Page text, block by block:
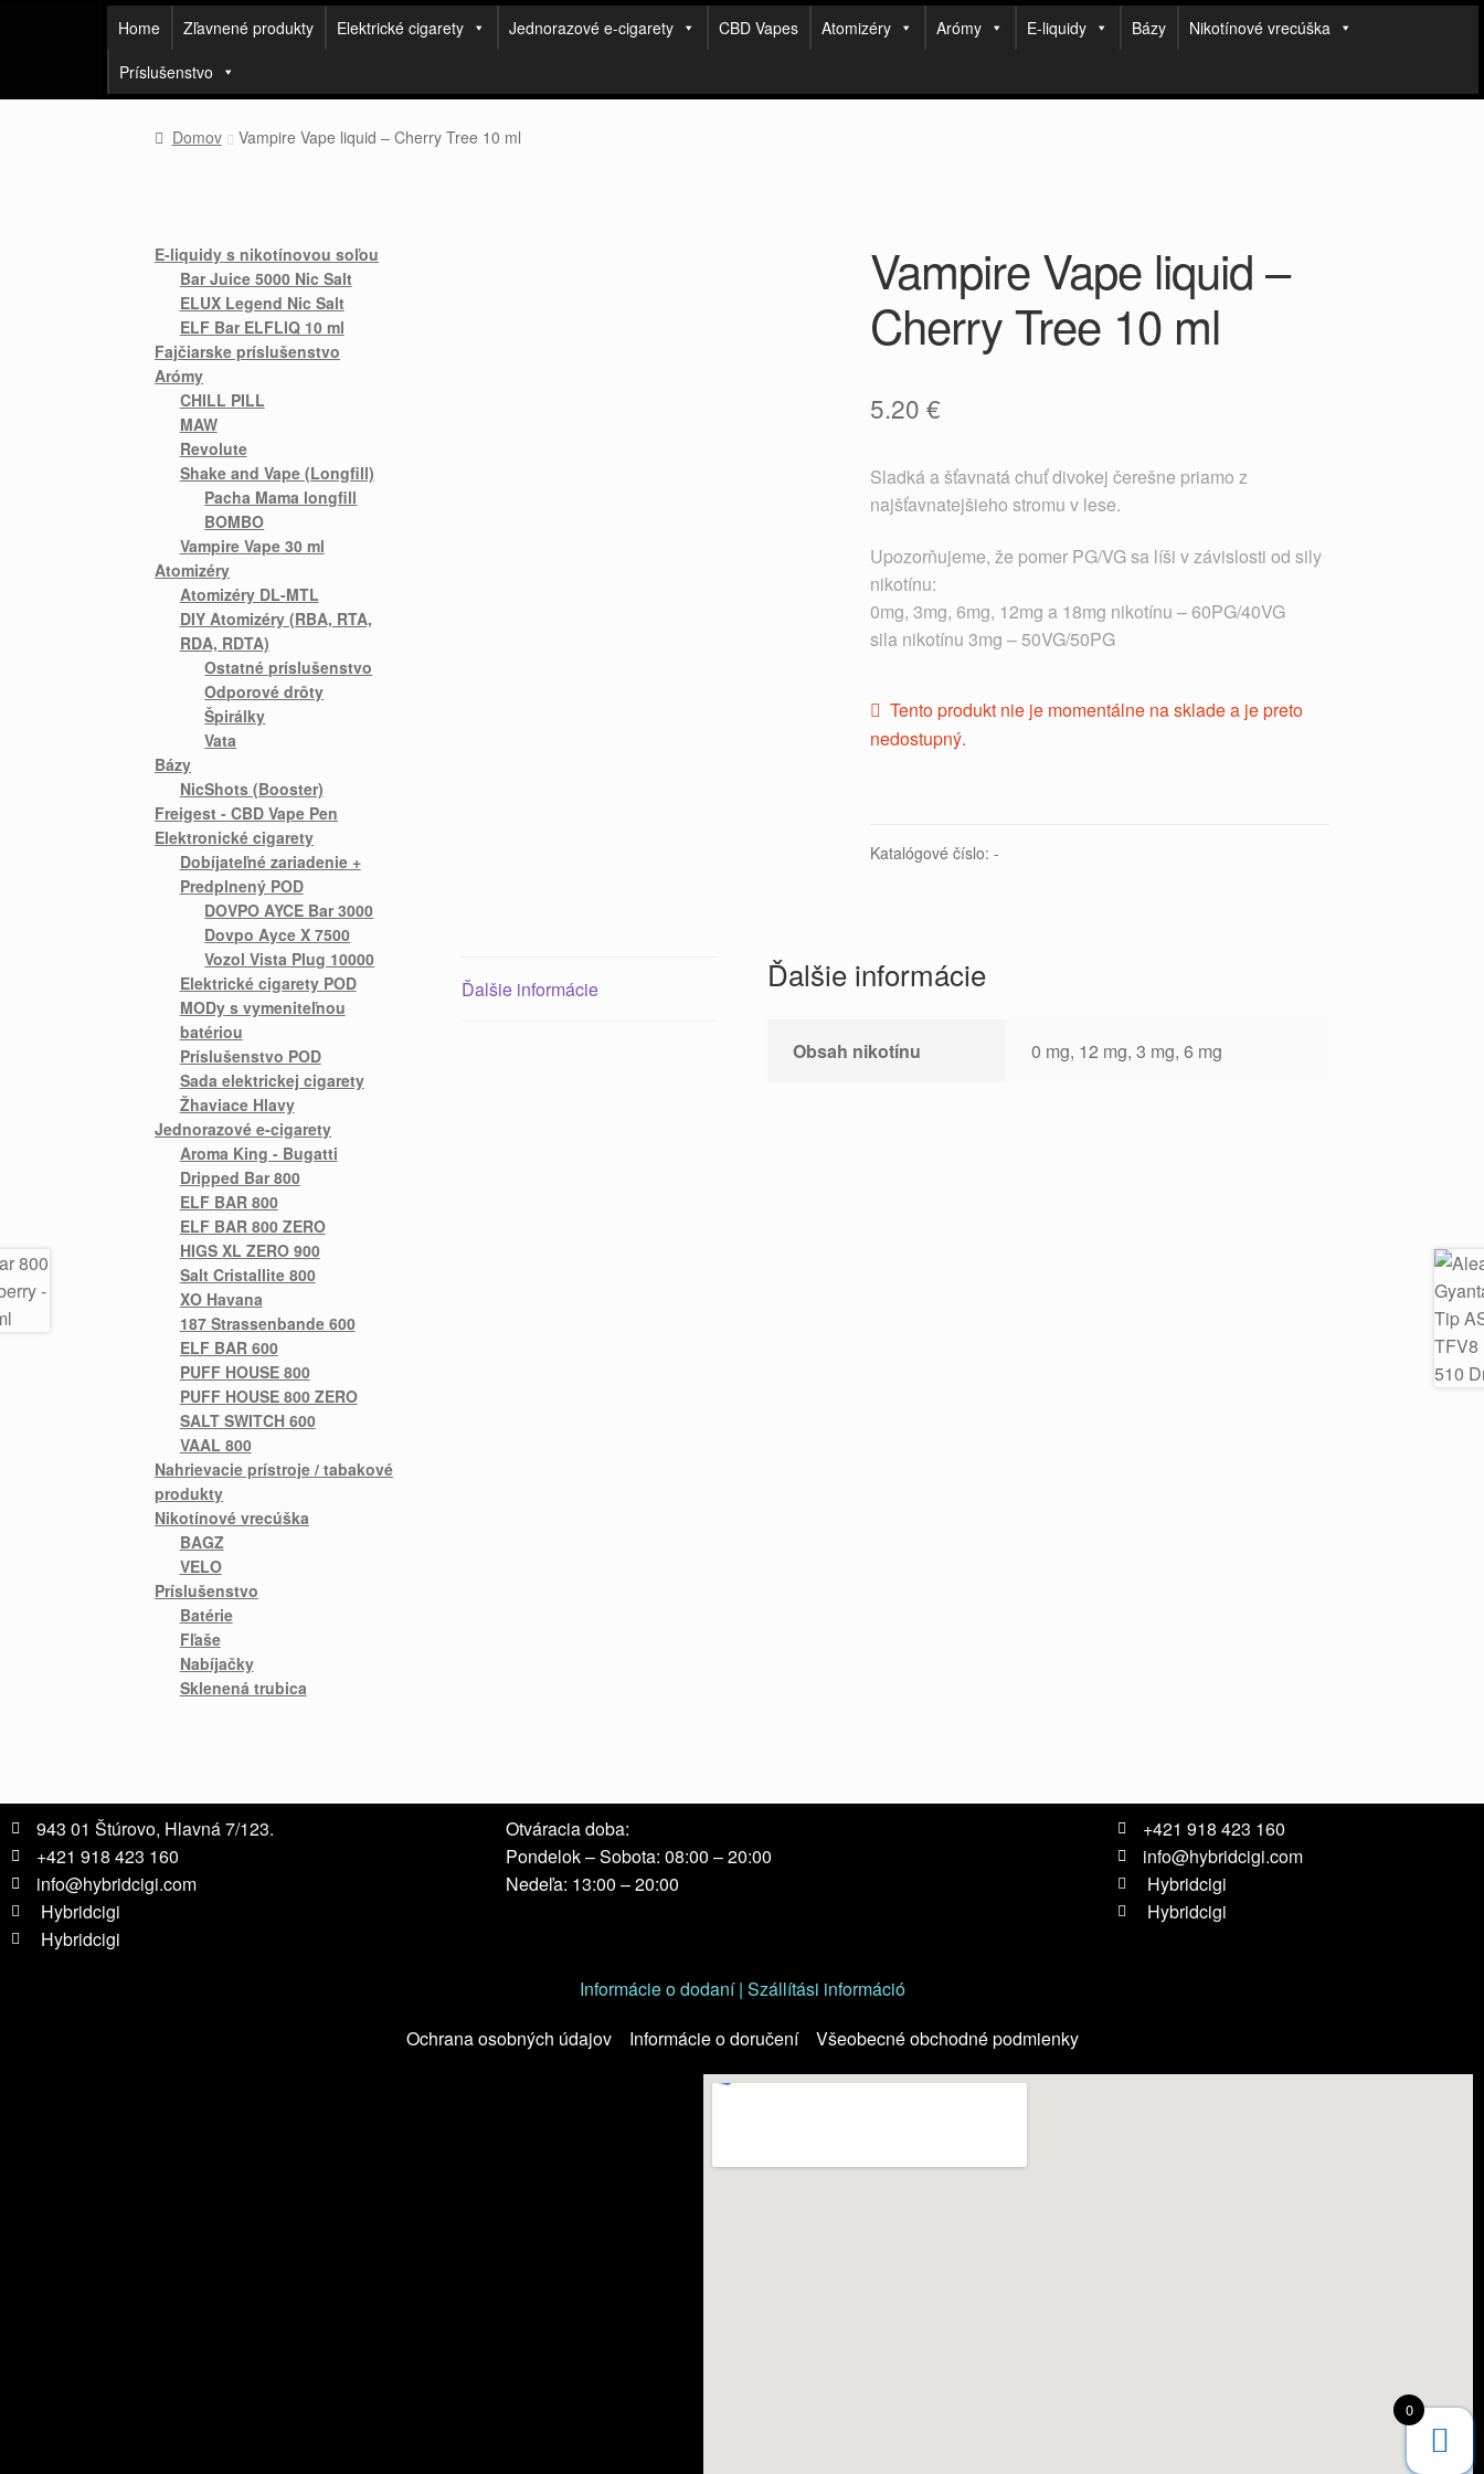
Home Zľavnené produkty Elektrické cigarety Jednorazové e-cigarety CBD Vapes Atomizéry Arómy E-liquidy Bázy
Nikotínové vrecúška
Príslušenstvo
Domov Vampire Vape liquid – Cherry Tree 10 ml
Vampire Vape liquid –
Cherry Tree 10 ml
5.20 €
Sladká a šťavnatá chuť divokej čerešne priamo z
najšťavnatejšieho stromu v lese.
Upozorňujeme, že pomer PG/VG sa líši v závislosti od sily
nikotínu:
0mg, 3mg, 6mg, 12mg a 18mg nikotínu – 60PG/40VG
sila nikotínu 3mg – 50VG/50PG
Tento produkt nie je momentálne na sklade a je preto
nedostupný.
Katalógové číslo: -
Ďalšie informácie Ďalšie informácie
Obsah nikotínu 0 mg, 12 mg, 3 mg, 6 mg
E-liquidy s nikotínovou soľou
Bar Juice 5000 Nic Salt
ELUX Legend Nic Salt
ELF Bar ELFLIQ 10 ml
Fajčiarske príslušenstvo
Arómy
CHILL PILL
MAW
Revolute
Shake and Vape (Longfill)
Pacha Mama longfill
BOMBO
Vampire Vape 30 ml
Atomizéry
Atomizéry DL-MTL
DIY Atomizéry (RBA, RTA,
RDA, RDTA)
Ostatné príslušenstvo
Odporové drôty
Špirálky
Vata
Bázy
NicShots (Booster)
Freigest - CBD Vape Pen
Elektronické cigarety
Dobíjateľné zariadenie +
Predplnený POD
DOVPO AYCE Bar 3000
Dovpo Ayce X 7500
Vozol Vista Plug 10000
Elektrické cigarety POD
MODy s vymeniteľnou
batériou
Príslušenstvo POD
Sada elektrickej cigarety
Žhaviace Hlavy
Jednorazové e-cigarety
Aroma King - Bugatti
Dripped Bar 800
ELF BAR 800
ELF BAR 800 ZERO
HIGS XL ZERO 900
Salt Cristallite 800
XO Havana
187 Strassenbande 600
ELF BAR 600
PUFF HOUSE 800
PUFF HOUSE 800 ZERO
SALT SWITCH 600
VAAL 800
Nahrievacie prístroje / tabakové
produkty
Nikotínové vrecúška
BAGZ
VELO
Príslušenstvo
Batérie
Fľaše
Nabíjačky
Sklenená trubica
943 01 Štúrovo, Hlavná 7/123.
+421 918 423 160
info@hybridcigi.com
Hybridcigi
Hybridcigi
Otváracia doba:
Pondelok – Sobota: 08:00 – 20:00
Nedeľa: 13:00 – 20:00
+421 918 423 160
info@hybridcigi.com
Hybridcigi
Hybridcigi
Informácie o dodaní | Szállítási információ
Ochrana osobných údajov
Informácie o doručení Všeobecné obchodné podmienky
0